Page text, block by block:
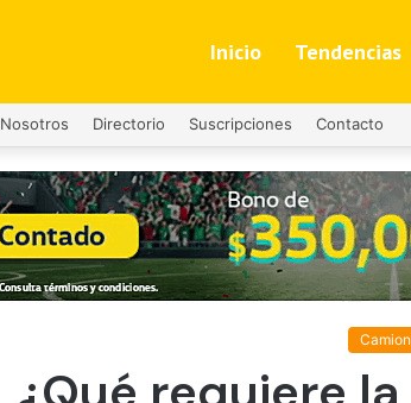
Inicio Tendencias
Nosotros Directorio Suscripciones Contacto